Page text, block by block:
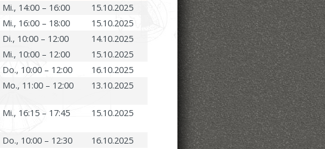
Mi., 14:00 – 16:00
15.10.2025
Mi., 16:00 – 18:00
15.10.2025
Di., 10:00 – 12:00
14.10.2025
Mi., 10:00 – 12:00
15.10.2025
Do., 10:00 – 12:00
16.10.2025
Mo., 11:00 – 12:00 13.10.2025
Mi., 16:15 – 17:45 15.10.2025
Do., 10:00 – 12:30
16.10.2025